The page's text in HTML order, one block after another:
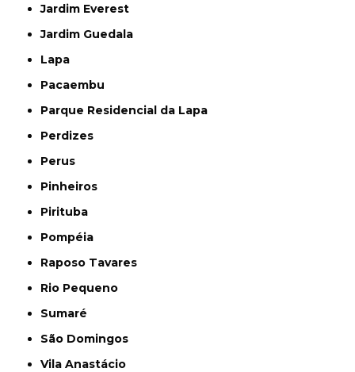
Jardim Everest
Jardim Guedala
Lapa
Pacaembu
Parque Residencial da Lapa
Perdizes
Perus
Pinheiros
Pirituba
Pompéia
Raposo Tavares
Rio Pequeno
Sumaré
São Domingos
Vila Anastácio